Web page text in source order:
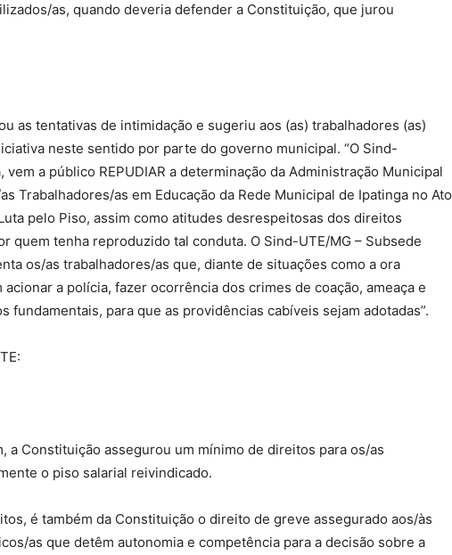
as, quando deveria defender a Constituição, que jurou
as tentativas de intimidação e sugeriu aos (as) trabalhadores (as)
neste sentido por parte do governo municipal. “O Sind-
vem a público REPUDIAR a determinação da Administração Municipal
Trabalhadores/as em Educação da Rede Municipal de Ipatinga no Ato
pelo Piso, assim como atitudes desrespeitosas dos direitos
quem tenha reproduzido tal conduta. O Sind-UTE/MG – Subsede
os/as trabalhadores/as que, diante de situações como a ora
a polícia, fazer ocorrência dos crimes de coação, ameaça e
fundamentais, para que as providências cabíveis sejam adotadas”.
a Constituição assegurou um mínimo de direitos para os/as
o piso salarial reivindicado.
é também da Constituição o direito de greve assegurado aos/às
as que detêm autonomia e competência para a decisão sobre a